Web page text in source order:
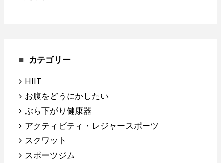
カテゴリー
HIIT
お腹をどうにかしたい
ぶら下がり健康器
アクティビティ・レジャースポーツ
スクワット
スポーツジム